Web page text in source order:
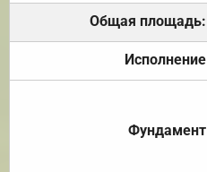
Общая площадь:
Исполнение
Фундамент